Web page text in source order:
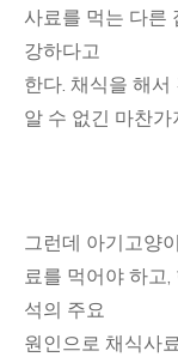
사료를 먹는 다른
강하다고
한다. 채식을 해
알 수 없긴 마찬가
그런데 아기고양
료를 먹어야 하고
석의 주요
원인으로 채식사